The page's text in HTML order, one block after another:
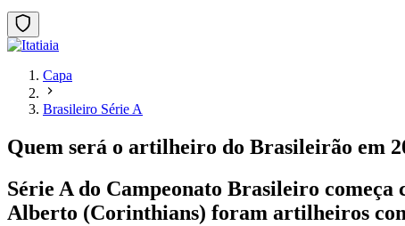
Capa
Brasileiro Série A
Quem será o artilheiro do Brasileirão em
Série A do Campeonato Brasileiro
Alberto (Corinthians) foram artilheiros